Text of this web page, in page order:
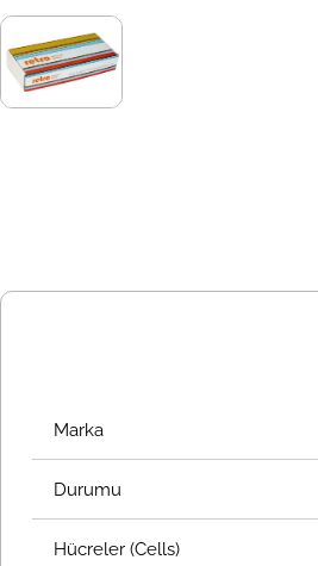
Marka
Durumu
Hücreler (Cells)